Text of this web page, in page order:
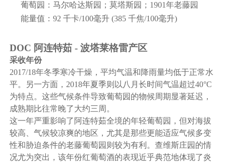
葡萄园：马尔哈达斯园；莫塔斯园；1901年老藤园
能量值：92 千卡/100毫升 (385 千焦/100毫升)
DOC 阿连特茹 - 波塔莱格雷产区
采收年份
2017/18年冬季寒冷干燥，平均气温和降雨量均低于正常水
平。另一方面，2018年夏季则以八月长时间气温超过40°C
为特点。这些气候条件导致葡萄园的物候周期显著延迟，
成熟期比往常晚了大约三周。
这一年严重影响了阿连特茹全境的年轻葡萄园，但对海拔
较高、气候较凉爽的地区，尤其是那些更能适应气候多变
性和胁迫条件的老藤葡萄园则较为有利。查维斯庄园的情
况尤为突出，该年份红葡萄酒的表现近乎典范地体现了炎